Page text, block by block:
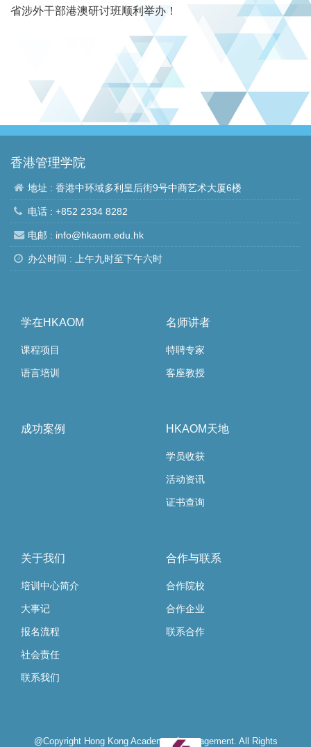
省涉外干部港澳研讨班顺利举办！
香港管理学院
地址 : 香港中环域多利皇后街9号中商艺术大厦6楼
电话 : +852 2334 8282
电邮 : info@hkaom.edu.hk
办公时间 : 上午九时至下午六时
学在HKAOM
课程项目
语言培训
名师讲者
特聘专家
客座教授
成功案例 HKAOM天地
学员收获
活动资讯
证书查询
关于我们
培训中心简介
大事记
报名流程
社会责任
联系我们
合作与联系
合作院校
合作企业
联系合作
@Copyright Hong Kong Academy of management. All Rights